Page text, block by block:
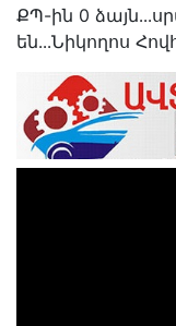
ՔՊ-ին 0
են․․․Նիկողոս